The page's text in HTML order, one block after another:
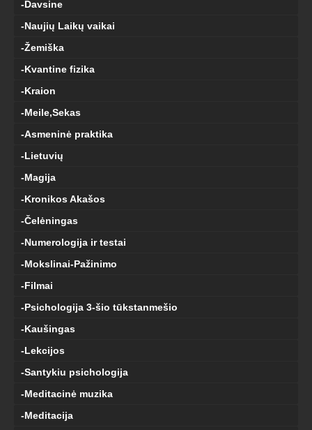
-Davsine
-Naujių Laikų vaikai
-Žemiška
-Kvantine fizika
-Kraion
-Meile,Sekas
-Asmeninė praktika
-Lietuvių
-Magija
-Kronikos Akašos
-Čelėningas
-Numerologija ir testai
-Mokslinai-Pažinimo
-Filmai
-Psichologija 3-šio tūkstanmešio
-Kaušingas
-Lekcijos
-Santykiu psichologija
-Meditacinė muzika
-Meditacija